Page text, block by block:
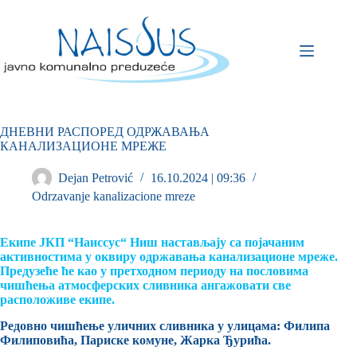
ДНЕВНИ РАСПОРЕД ОДРЖАВАЊА
КАНАЛИЗАЦИОНЕ МРЕЖЕ
Dejan Petrović
16.10.2024 | 09:36
Odrzavanje kanalizacione mreze
Екипе ЈКП “Наиссус“ Ниш настављају са појачаним
активностима у оквиру одржавања канализационе мреже.
Предузеће ће као у претходном периоду на пословима
чишћења атмосферских сливника ангажовати све
расположиве екипе.
Редовно чишћење уличних сливника у улицама: Филипа
Филиповића, Париске комуне, Жарка Ђурића.